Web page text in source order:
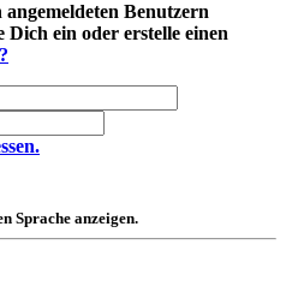
Benutzern
Dich ein oder erstelle einen
Sprache anzeigen.